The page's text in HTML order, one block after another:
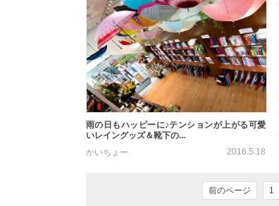
雨の日もハッピーに♪テンションが上がる可愛
いレイングッズ＆靴下の...
かいちょー
2016.5.18
前のページ 1